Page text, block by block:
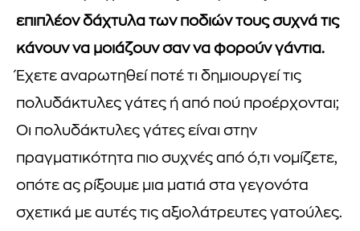
επιπλέον δάχτυλα των ποδιών τους συχνά τις
κάνουν να μοιάζουν σαν να φορούν γάντια.
Έχετε αναρωτηθεί ποτέ τι δημιουργεί τις
πολυδάκτυλες γάτες ή από πού προέρχονται;
Οι πολυδάκτυλες γάτες είναι στην
πραγματικότητα πιο συχνές από ό,τι νομίζετε,
οπότε ας ρίξουμε μια ματιά στα γεγονότα
σχετικά με αυτές τις αξιολάτρευτες γατούλες.